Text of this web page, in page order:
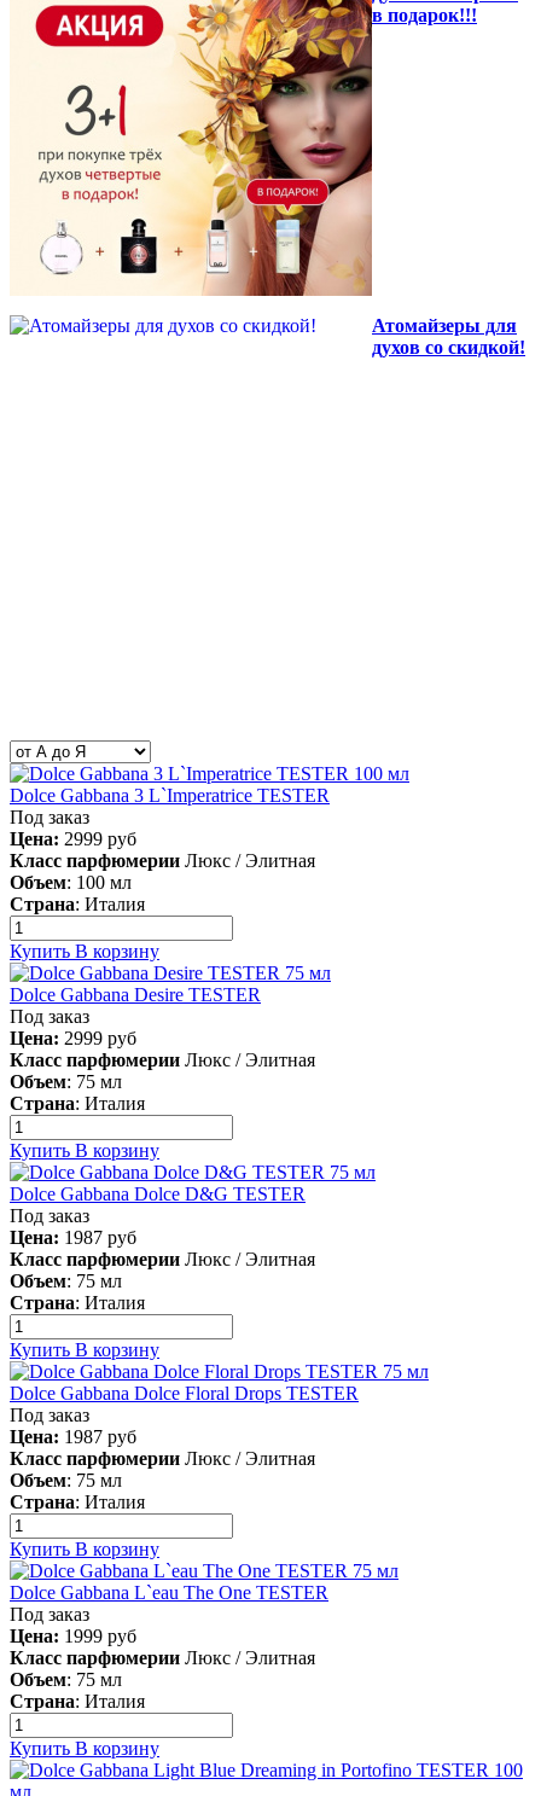
в подарок!!!
Атомайзеры для
духов со скидкой!
Dolce Gabbana 3 L`Imperatrice TESTER
Под заказ
Цена: 2999 руб
Класс парфюмерии Люкс / Элитная
Объем: 100 мл
Страна: Италия
Купить В корзину
Dolce Gabbana Desire TESTER
Под заказ
Цена: 2999 руб
Класс парфюмерии Люкс / Элитная
Объем: 75 мл
Страна: Италия
Купить В корзину
Dolce Gabbana Dolce D&G TESTER
Под заказ
Цена: 1987 руб
Класс парфюмерии Люкс / Элитная
Объем: 75 мл
Страна: Италия
Купить В корзину
Dolce Gabbana Dolce Floral Drops TESTER
Под заказ
Цена: 1987 руб
Класс парфюмерии Люкс / Элитная
Объем: 75 мл
Страна: Италия
Купить В корзину
Dolce Gabbana L`eau The One TESTER
Под заказ
Цена: 1999 руб
Класс парфюмерии Люкс / Элитная
Объем: 75 мл
Страна: Италия
Купить В корзину